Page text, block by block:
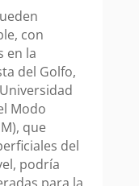
con
en la
del Golfo,
Modo
que
del
podría